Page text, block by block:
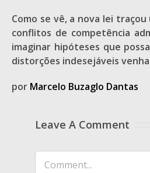
Como se vê, a nova lei
conflitos de competência
imaginar hipóteses que
distorções indesejáveis
por Marcelo Buzaglo Dantas
Leave A Comment
Comment